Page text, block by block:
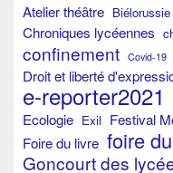
Atelier théâtre Biélorussie
Chroniques lycéennes
confinement Covid-19
Droit et liberté
e-reporter2021
Ecologie Exil Festival
Foire du livre foire
Goncourt des